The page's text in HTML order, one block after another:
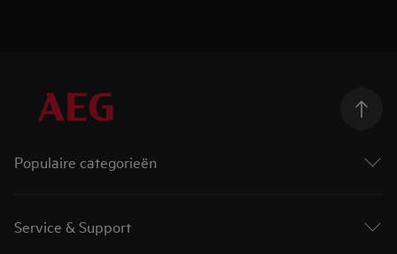
Populaire categorieën
Drogers
Was-droogcombinaties
Service & Support